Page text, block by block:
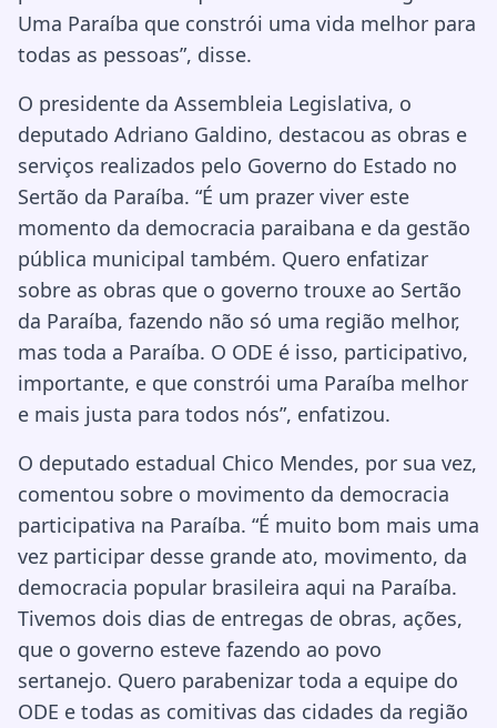
Uma Paraíba que constrói uma vida melhor para
todas as pessoas”, disse.
O presidente da Assembleia Legislativa, o
deputado Adriano Galdino, destacou as obras e
serviços realizados pelo Governo do Estado no
Sertão da Paraíba. “É um prazer viver este
momento da democracia paraibana e da gestão
pública municipal também. Quero enfatizar
sobre as obras que o governo trouxe ao Sertão
da Paraíba, fazendo não só uma região melhor,
mas toda a Paraíba. O ODE é isso, participativo,
importante, e que constrói uma Paraíba melhor
e mais justa para todos nós”, enfatizou.
O deputado estadual Chico Mendes, por sua vez,
comentou sobre o movimento da democracia
participativa na Paraíba. “É muito bom mais uma
vez participar desse grande ato, movimento, da
democracia popular brasileira aqui na Paraíba.
Tivemos dois dias de entregas de obras, ações,
que o governo esteve fazendo ao povo
sertanejo. Quero parabenizar toda a equipe do
ODE e todas as comitivas das cidades da região